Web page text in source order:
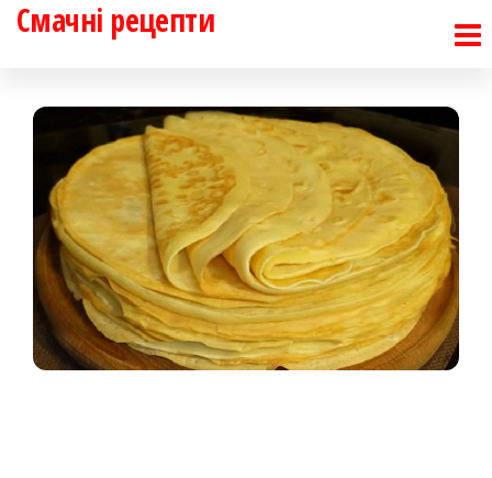
Перейти
Смачні рецепти